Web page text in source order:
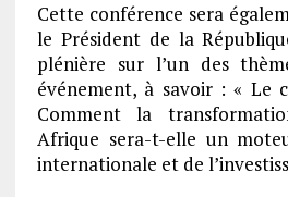
Cette conférence sera
le Président de la
plénière sur l’un des
événement, à savoir : « Le
Comment la
Afrique sera-t-elle un
internationale et de